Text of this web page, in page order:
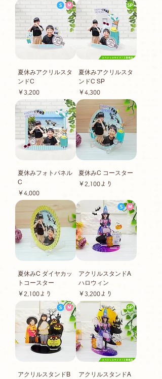
夏休みアクリルスタ
ンドC
価格
￥3,200
夏休みアクリルスタ
ンドC SP
価格
￥4,300
夏休みフォトパネル
C
価格
￥4,000
夏休みC コースター
￥2,100 より
セール価格
夏休みC ダイヤカッ
トコースター
￥2,100 より
セール価格
アクリルスタンドA
ハロウィン
￥3,200 より
セール価格
アクリルスタンドB
アクリルスタンドA